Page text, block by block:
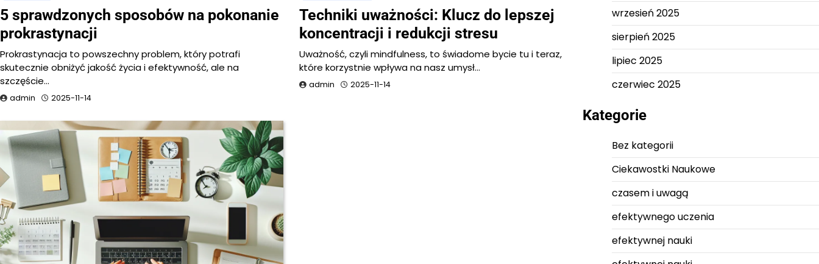
5 sprawdzonych sposobów na pokonanie
prokrastynacji
Prokrastynacja to powszechny problem, który potrafi
skutecznie obniżyć jakość życia i efektywność, ale na
szczęście…
admin 2025-11-14
Techniki uważności: Klucz do lepszej
koncentracji i redukcji stresu
Uważność, czyli mindfulness, to świadome bycie tu i teraz,
które korzystnie wpływa na nasz umysł…
admin 2025-11-14
wrzesień 2025
sierpień 2025
lipiec 2025
czerwiec 2025
Kategorie
Bez kategorii
Ciekawostki Naukowe
czasem i uwagą
efektywnego uczenia
efektywnej nauki